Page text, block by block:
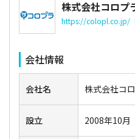
株式会社コロプ
https://colopl.co.jp/
会社情報
会社名 株式会社コ
設立 2008年10月